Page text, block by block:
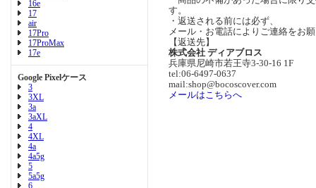
16e
17
air
17Pro
17ProMax
17e
Google Pixelケース
3
3XL
3a
3aXL
4
4XL
4a
4a5g
5
5a5g
6
す。
・返送される前には必ず、
メール・お電話によりご連絡をお
【返送先】
株式会社 ディアブロス
兵庫県尼崎市若王寺3-30-16 1F
tel:06-6497-0637
mail:shop@bocoscover.com
メールはこちらへ